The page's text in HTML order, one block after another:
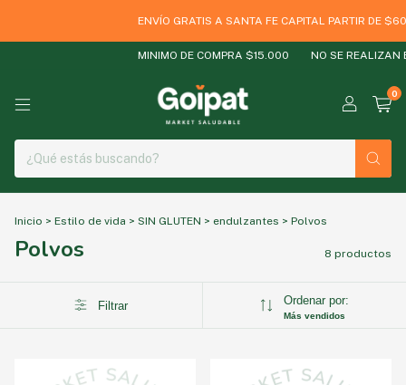
ENVÍO GRATIS A SANTA FE CAPITAL PARTIR DE
MINIMO DE COMPRA $15.000 NO SE REALIZAN
0
Inicio > Estilo de vida > SIN GLUTEN > endulzantes > Polvos
Polvos 8 productos
Filtrar Ordenar por:
Más vendidos